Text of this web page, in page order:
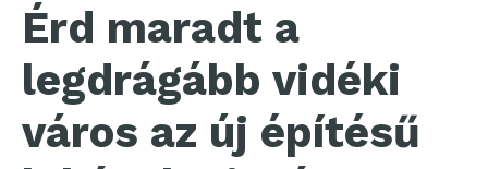
Érd maradt a
legdrágább vidéki
város az új építésű